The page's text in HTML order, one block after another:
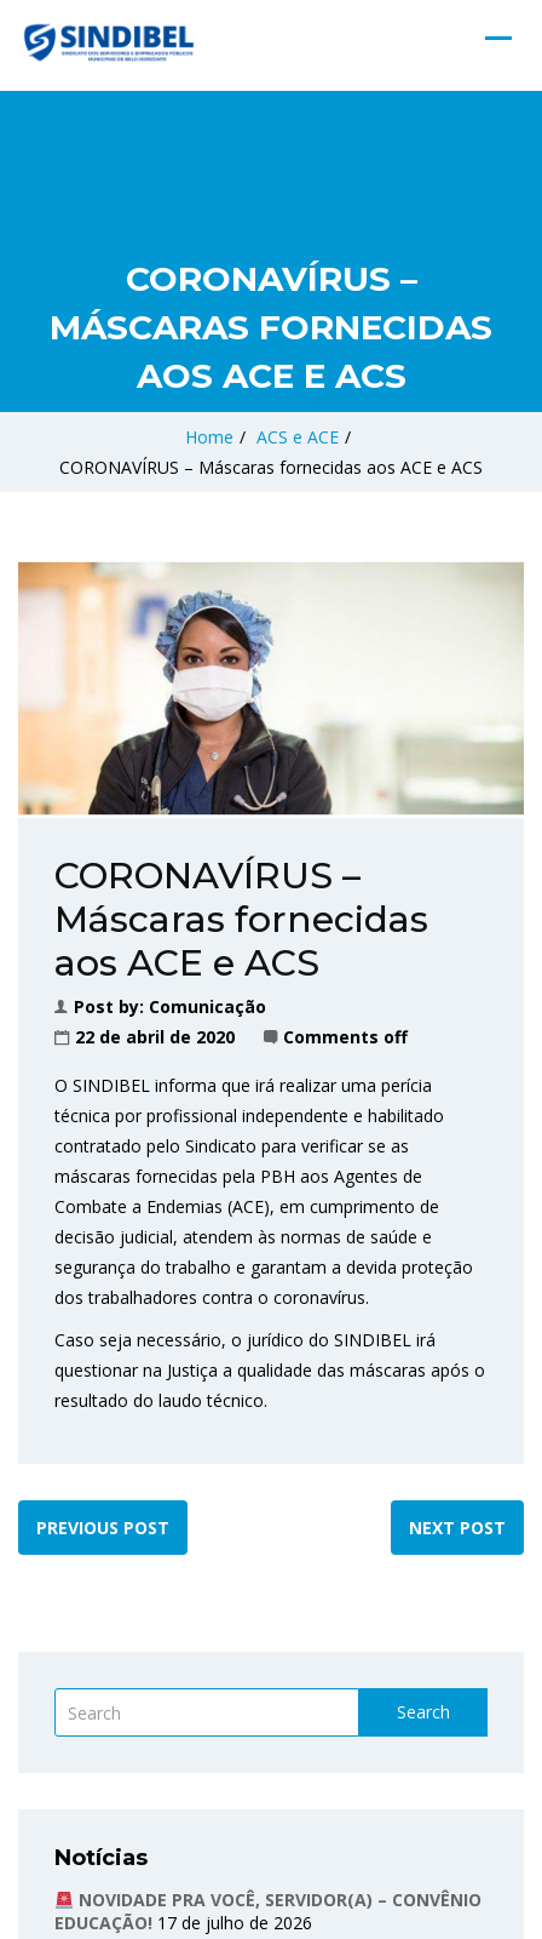
CORONAVÍRUS –
MÁSCARAS FORNECIDAS
AOS ACE E ACS
Home / ACS e ACE /
CORONAVÍRUS – Máscaras fornecidas aos ACE e ACS
CORONAVÍRUS –
Máscaras fornecidas
aos ACE e ACS
Post by: Comunicação
22 de abril de 2020
Comments off
O SINDIBEL informa que irá realizar uma perícia
técnica por profissional independente e habilitado
contratado pelo Sindicato para verificar se as
máscaras fornecidas pela PBH aos Agentes de
Combate a Endemias (ACE), em cumprimento de
decisão judicial, atendem às normas de saúde e
segurança do trabalho e garantam a devida proteção
dos trabalhadores contra o coronavírus.
Caso seja necessário, o jurídico do SINDIBEL irá
questionar na Justiça a qualidade das máscaras após o
resultado do laudo técnico.
PREVIOUS POST NEXT POST
Search
Notícias
NOVIDADE PRA VOCÊ, SERVIDOR(A) – CONVÊNIO
EDUCAÇÃO! 17 de julho de 2026